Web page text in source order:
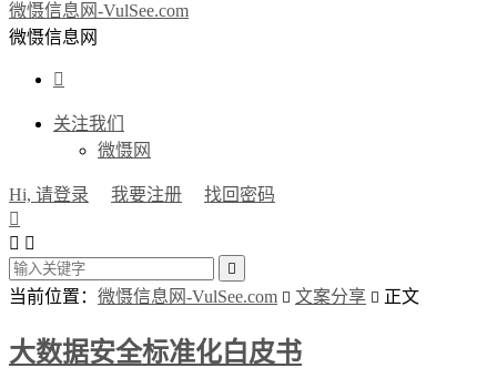
微慑信息网-VulSee.com
微慑信息网

关注我们
微慑网
Hi, 请登录 我要注册
找回密码

 

当前位置： 微慑信息网-VulSee.com  文案分享  正文
大数据安全标准化白皮书